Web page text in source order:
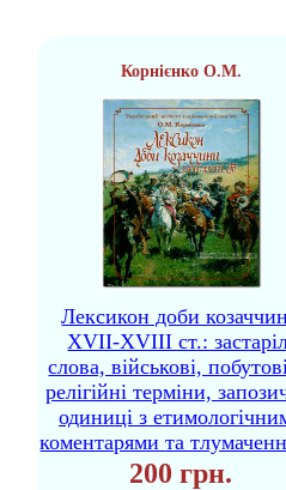
Корнієнко О.М.
Лексикон доби
XVII-XVIII ст.:
слова, військові,
релігійні терміни,
одиниці з
коментарями та
200 грн.